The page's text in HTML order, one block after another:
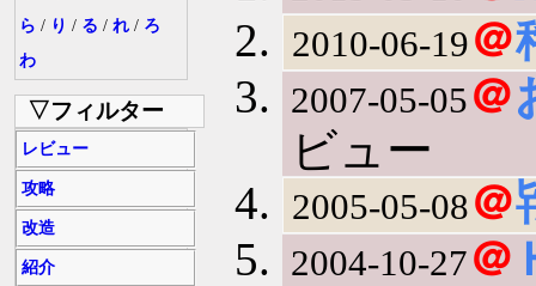
ら / り / る / れ / ろ
わ
▽フィルター
レビュー
攻略
改造
紹介
2010-06-19＠
2007-05-05＠
ビュー
2005-05-08＠
2004-10-27＠